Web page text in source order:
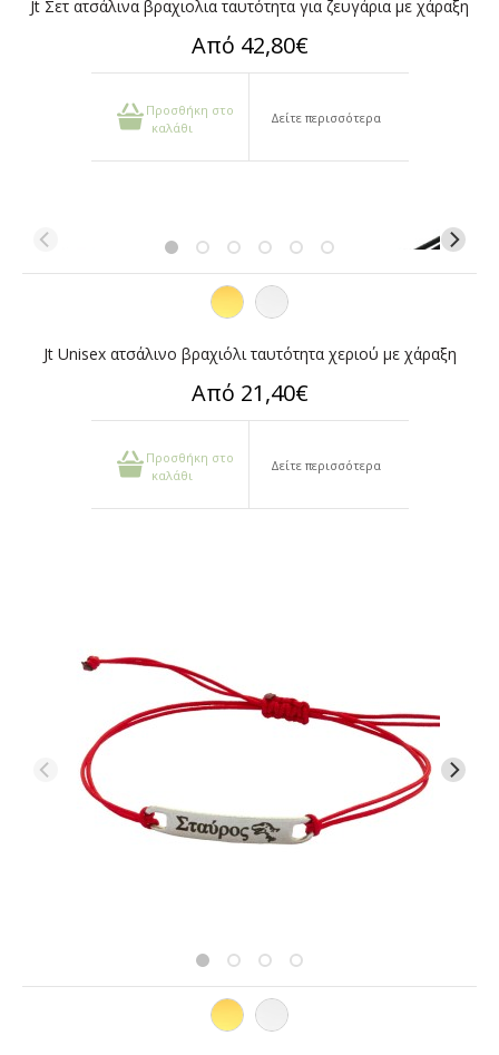
Jt Σετ ατσάλινα βραχιολια ταυτότητα για ζευγάρια με χάραξη
Από 42,80€
Προσθήκη στο
καλάθι
Δείτε περισσότερα
Jt Unisex ατσάλινο βραχιόλι ταυτότητα χεριού με χάραξη
Από 21,40€
Προσθήκη στο
καλάθι
Δείτε περισσότερα